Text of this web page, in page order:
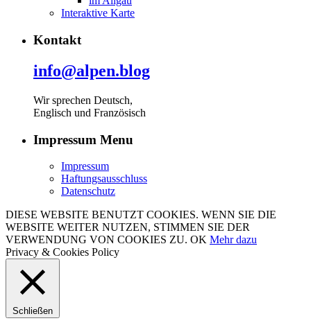
Interaktive Karte
Kontakt
info@alpen.blog
Wir sprechen Deutsch,
Englisch und Französisch
Impressum Menu
Impressum
Haftungsausschluss
Datenschutz
DIESE WEBSITE BENUTZT COOKIES. WENN SIE DIE
WEBSITE WEITER NUTZEN, STIMMEN SIE DER
VERWENDUNG VON COOKIES ZU. OK Mehr dazu
Privacy & Cookies Policy
Schließen